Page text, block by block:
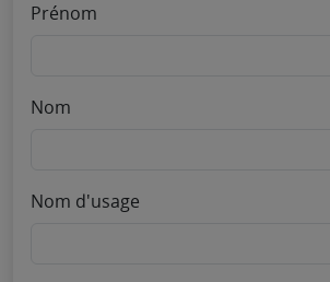
Prénom
Nom
Nom d'usage